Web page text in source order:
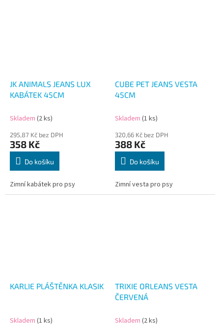
JK ANIMALS JEANS LUX
KABÁTEK 45CM
Skladem (2 ks)
295,87 Kč bez DPH
358 Kč
Do košíku
Zimní kabátek pro psy
CUBE PET JEANS VESTA
45CM
Skladem (1 ks)
320,66 Kč bez DPH
388 Kč
Do košíku
Zimní vesta pro psy
KARLIE PLÁŠTĚNKA KLASIK
Skladem (1 ks)
TRIXIE ORLEANS VESTA
ČERVENÁ
Skladem (2 ks)